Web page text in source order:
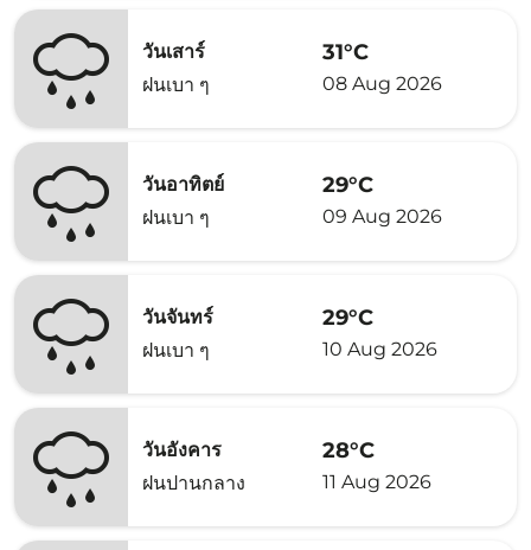
วันเสาร์
ฝนเบา ๆ
31°C
08 Aug 2026
วันอาทิตย์
ฝนเบา ๆ
29°C
09 Aug 2026
วันจันทร์
ฝนเบา ๆ
29°C
10 Aug 2026
วันอังคาร
ฝนปานกลาง
28°C
11 Aug 2026